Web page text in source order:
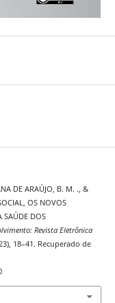
DE ARAÚJO, B. M. ., &
OS NOVOS
SAÚDE DOS
Revista Eletrônica
18–41. Recuperado de